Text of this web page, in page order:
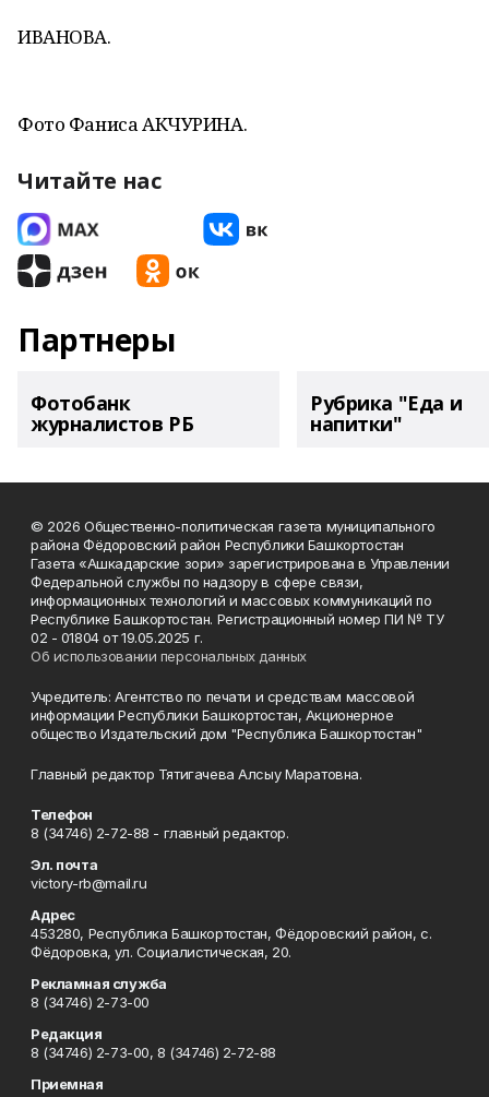
ИВАНОВА.
Фото Фаниса АКЧУРИНА.
Читайте нас
Партнеры
Фотобанк
журналистов РБ
Рубрика "Еда и
напитки"
© 2026 Общественно-политическая газета муниципального
района Фёдоровский район Республики Башкортостан
Газета «Ашкадарские зори» зарегистрирована в Управлении
Федеральной службы по надзору в сфере связи,
информационных технологий и массовых коммуникаций по
Республике Башкортостан. Регистрационный номер ПИ № ТУ
02 - 01804 от 19.05.2025 г.
Об использовании персональных данных
Учредитель: Агентство по печати и средствам массовой
информации Республики Башкортостан, Акционерное
общество Издательский дом "Республика Башкортостан"
Главный редактор Тятигачева Алсыу Маратовна.
Телефон
8 (34746) 2-72-88 - главный редактор.
Эл. почта
victory-rb@mail.ru
Адрес
453280, Республика Башкортостан, Фёдоровский район, с.
Фёдоровка, ул. Социалистическая, 20.
Рекламная служба
8 (34746) 2-73-00
Редакция
8 (34746) 2-73-00, 8 (34746) 2-72-88
Приемная